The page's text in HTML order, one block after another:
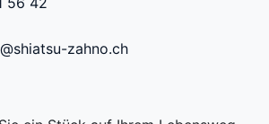
zahno.ch